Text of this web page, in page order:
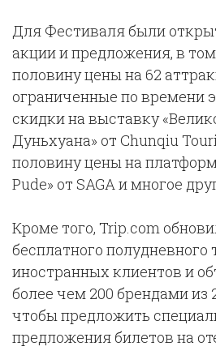
Для Фестиваля были
акции и предложения, в
половину цены на 62
ограниченные по времени
скидки на выставку
Дуньхуана» от Chunqiu
половину цены на
Pude» от SAGA и многое
Кроме того, Trip.com
бесплатного полудневного
иностранных клиентов и
более чем 200 брендами из
чтобы предложить
предложения билетов на